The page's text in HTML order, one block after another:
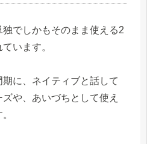
でしかもそのまま使える2
います。
に、ネイティブと話して
や、あいづちとして使え